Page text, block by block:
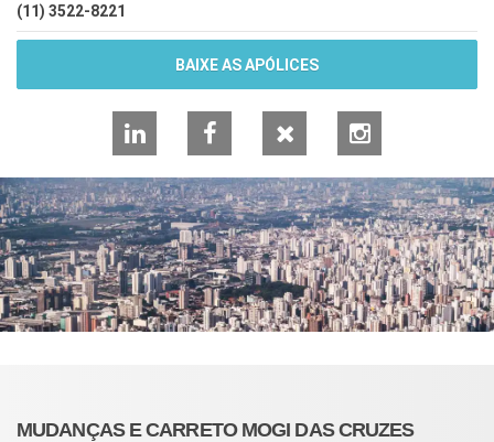
(11) 3522-8221
BAIXE AS APÓLICES
LinkedInFacebook Instagram
MUDANÇAS E CARRETO MOGI DAS CRUZES